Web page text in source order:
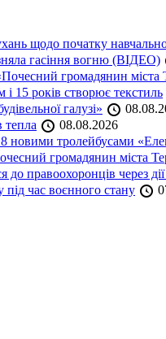
щодо початку
гасіння вогню (ВІДЕО)
громадянин міста
15 років створює текстиль
галузі»
тепла
08.08.2026
новими тролейбусами
громадянин міста
правоохоронців через дії
під час воєнного стану